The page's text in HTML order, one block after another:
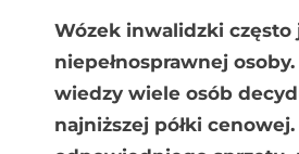
Wózek inwalidzki
niepełnosprawnej
wiedzy wiele osób
najniższej półki